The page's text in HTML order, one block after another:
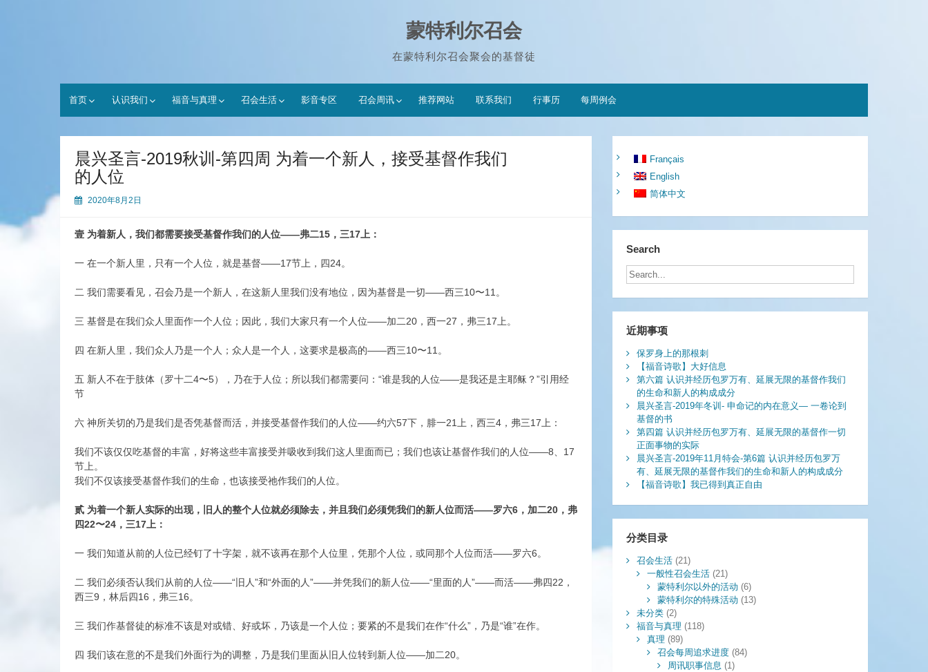
蒙特利尔召会
在蒙特利尔召会聚会的基督徒
首页 认识我们 福音与真理 召会生活 影音专区 召会周讯 推荐网站 联系我们 行事历 每周例会
晨兴圣言-2019秋训-第四周 为着一个新人，接受基督作我们
的人位
2020年8月2日
壹 为着新人，我们都需要接受基督作我们的人位——弗二15，三17上：
一 在一个新人里，只有一个人位，就是基督——17节上，四24。
二 我们需要看见，召会乃是一个新人，在这新人里我们没有地位，因为基督是一切——西三10〜11。
三 基督是在我们众人里面作一个人位；因此，我们大家只有一个人位——加二20，西一27，弗三17上。
四 在新人里，我们众人乃是一个人；众人是一个人，这要求是极高的——西三10〜11。
五 新人不在于肢体（罗十二4〜5），乃在于人位；所以我们都需要问：“谁是我的人位——是我还是主耶稣？”引用经
节
六 神所关切的乃是我们是否凭基督而活，并接受基督作我们的人位——约六57下，腓一21上，西三4，弗三17上：
我们不该仅仅吃基督的丰富，好将这些丰富接受并吸收到我们这人里面而已；我们也该让基督作我们的人位——8、17
节上。
我们不仅该接受基督作我们的生命，也该接受祂作我们的人位。
贰 为着一个新人实际的出现，旧人的整个人位就必须除去，并且我们必须凭我们的新人位而活——罗六6，加二20，弗
四22〜24，三17上：
一 我们知道从前的人位已经钉了十字架，就不该再在那个人位里，凭那个人位，或同那个人位而活——罗六6。
二 我们必须否认我们从前的人位——“旧人”和“外面的人”——并凭我们的新人位——“里面的人”——而活——弗四22，
西三9，林后四16，弗三16。
三 我们作基督徒的标准不该是对或错、好或坏，乃该是一个人位；要紧的不是我们在作“什么”，乃是“谁”在作。
四 我们该在意的不是我们外面行为的调整，乃是我们里面从旧人位转到新人位——加二20。
Français
English
简体中文
Search
近期事项
保罗身上的那根刺
【福音诗歌】大好信息
第六篇 认识并经历包罗万有、延展无限的基督作我们
的生命和新人的构成成分
晨兴圣言-2019年冬训- 申命记的内在意义— 一卷论到
基督的书
第四篇 认识并经历包罗万有、延展无限的基督作一切
正面事物的实际
晨兴圣言-2019年11月特会-第6篇 认识并经历包罗万
有、延展无限的基督作我们的生命和新人的构成成分
【福音诗歌】我已得到真正自由
分类目录
召会生活(21)
一般性召会生活(21)
蒙特利尔以外的活动 (6)
蒙特利尔的特殊活动 (13)
未分类(2)
福音与真理 (118)
真理 (89)
召会每周追求进度(84)
周讯职事信息 (1)